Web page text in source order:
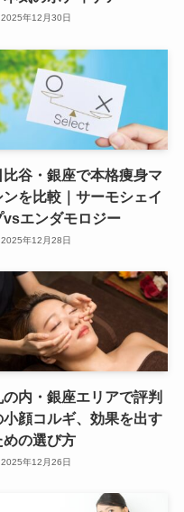
2025年12月30日
比谷・銀座で本格痩身マ
ンを比較｜サーモシェイ
vsエンダモロジー
2025年12月28日
の内・銀座エリアで評判
小顔コルギ、効果を出す
めの選び方
2025年12月26日